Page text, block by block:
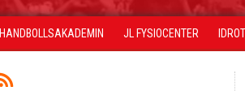
HANDBOLLSAKADEMIN JL FYSIOCENTER